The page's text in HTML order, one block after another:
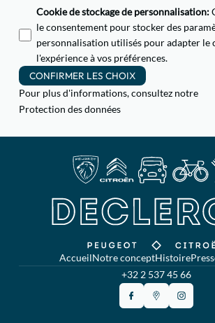
Cookie de stockage de personnalisation:
le consentement pour stocker des
personnalisation utilisés pour adapter le
l'expérience à vos préférences.
CONFIRMER LES CHOIX
Pour plus d'informations, consultez notre
Protection des données
AccueilNotre conceptHistoire
+32 2 537 45 66